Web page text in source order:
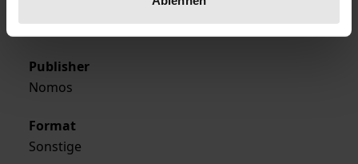
1990
Publisher
Nomos
Format
Sonstige